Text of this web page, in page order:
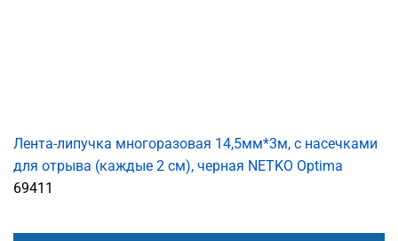
Лента-липучка многоразовая 14,5мм*3м, с насечками
для отрыва (каждые 2 см), черная NETKO Optima
69411